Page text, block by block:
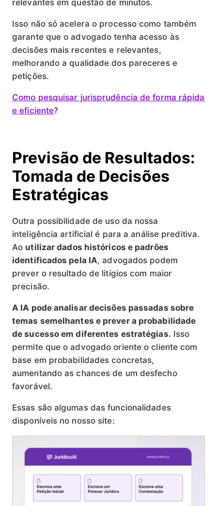
relevantes em questão de minutos.
Isso não só acelera o processo como também
garante que o advogado tenha acesso às
decisões mais recentes e relevantes,
melhorando a qualidade dos pareceres e
petições.
Como pesquisar jurisprudência de forma rápida
e eficiente?
Previsão de Resultados:
Tomada de Decisões
Estratégicas
Outra possibilidade de uso da nossa
inteligência artificial é para a análise preditiva.
Ao utilizar dados históricos e padrões
identificados pela IA, advogados podem
prever o resultado de litígios com maior
precisão.
A IA pode analisar decisões passadas sobre
temas semelhantes e prever a probabilidade
de sucesso em diferentes estratégias. Isso
permite que o advogado oriente o cliente com
base em probabilidades concretas,
aumentando as chances de um desfecho
favorável.
Essas são algumas das funcionalidades
disponíveis no nosso site: